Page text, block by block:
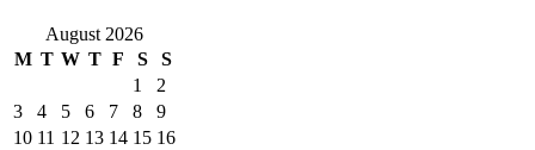
August 2026
M T W T F S
S
1
2
3
4 5 6 7 8
9
10 11 12 13 14 15 16